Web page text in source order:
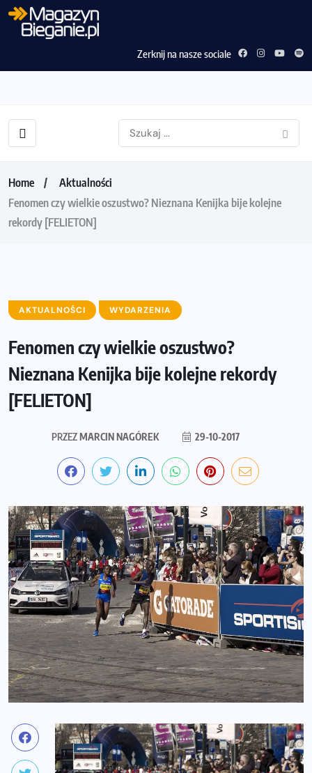
Zerknij na nasze sociale
Home
Aktualności
Fenomen czy wielkie oszustwo? Nieznana Kenijka bije kolejne
rekordy [FELIETON]
AKTUALNOŚCI WYDARZENIA
Fenomen czy wielkie oszustwo?
Nieznana Kenijka bije kolejne rekordy
[FELIETON]
PRZEZMARCIN NAGÓREK 29-10-2017